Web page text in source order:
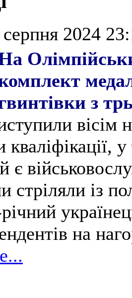
2024
з
вісім
кваліфікації,
є
стріляли із
на